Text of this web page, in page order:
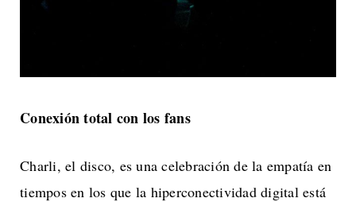
Conexión total con los fans
Charli, el disco, es una celebración de la empatía en
tiempos en los que la hiperconectividad digital está